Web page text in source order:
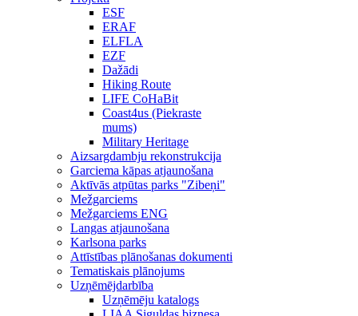
ESF
ERAF
ELFLA
EZF
Dažādi
Hiking Route
LIFE CoHaBit
Coast4us (Piekraste
mums)
Military Heritage
Aizsargdambju rekonstrukcija
Garciema kāpas atjaunošana
Aktīvās atpūtas parks "Zibeņi"
Mežgarciems
Mežgarciems ENG
Langas atjaunošana
Karlsona parks
Attīstības plānošanas dokumenti
Tematiskais plānojums
Uzņēmējdarbība
Uzņēmēju katalogs